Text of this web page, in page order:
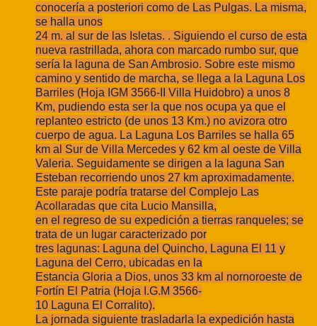
conocería a posteriori como de Las Pulgas. La misma,
se halla unos
24 m. al sur de las Isletas. . Siguiendo el curso de esta
nueva rastrillada, ahora con marcado rumbo sur, que
sería la laguna de San Ambrosio. Sobre este mismo
camino y sentido de marcha, se llega a la Laguna Los
Barriles (Hoja IGM 3566-II Villa Huidobro) a unos 8
Km, pudiendo esta ser la que nos ocupa ya que el
replanteo estricto (de unos 13 Km.) no avizora otro
cuerpo de agua. La Laguna Los Barriles se halla 65
km al Sur de Villa Mercedes y 62 km al oeste de Villa
Valeria. Seguidamente se dirigen a la laguna San
Esteban recorriendo unos 27 km aproximadamente.
Este paraje podría tratarse del Complejo Las
Acollaradas que cita Lucio Mansilla,
en el regreso de su expedición a tierras ranqueles; se
trata de un lugar caracterizado por
tres lagunas: Laguna del Quincho, Laguna El 11 y
Laguna del Cerro, ubicadas en la
Estancia Gloria a Dios, unos 33 km al nornoroeste de
Fortín El Patria (Hoja I.G.M 3566-
10 Laguna El Corralito).
La jornada siguiente trasladarla la expedición hasta